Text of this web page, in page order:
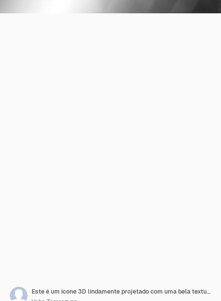
Este é um ícone 3D lindamente projetado com uma bela textura metálica